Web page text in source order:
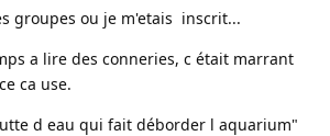
groupes ou je m'etais inscrit...
a lire des conneries, c était marrant
ca use.
d eau qui fait déborder l aquarium"